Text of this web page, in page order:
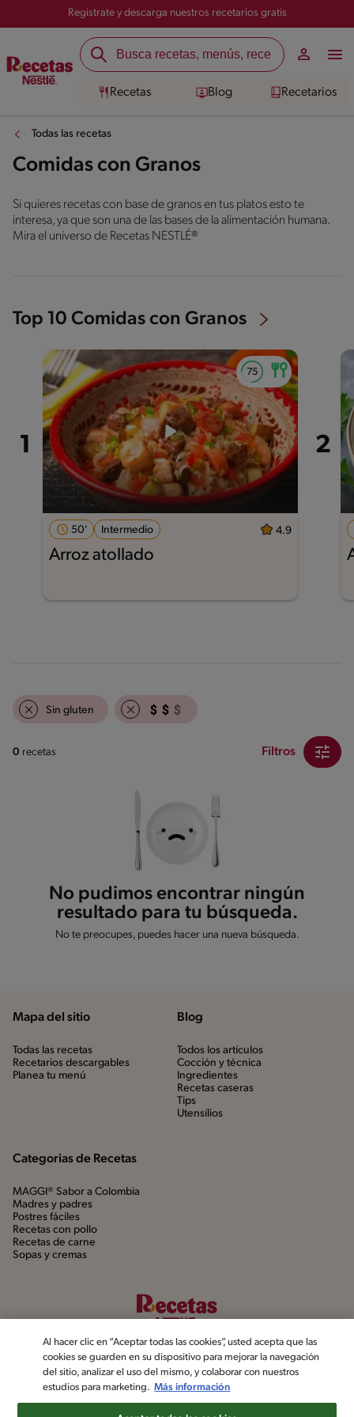
Registrate y descarga nuestros recetarios gratis
Recetas Blog Recetarios
Todas las recetas
Comidas con Granos
Si quieres recetas con base de granos en tus platos esto te
interesa, ya que son una de las bases de la alimentación humana.
Mira el universo de Recetas NESTLÉ®
Top 10 Comidas con Granos
50' Intermedio 4.9
Arroz atollado
Sin gluten
0 recetas Filtros
No pudimos encontrar ningún
resultado para tu búsqueda.
No te preocupes, puedes hacer una nueva búsqueda.
Mapa del sitio
Todas las recetas
Recetarios descargables
Planea tu menú
Blog
Todos los artículos
Cocción y técnica
Ingredientes
Recetas caseras
Tips
Utensílios
Categorias de Recetas
MAGGI® Sabor a Colombia
Madres y padres
Postres fáciles
Recetas con pollo
Recetas de carne
Sopas y cremas
Al hacer clic en “Aceptar todas las cookies”, usted acepta que las
cookies se guarden en su dispositivo para mejorar la navegación
del sitio, analizar el uso del mismo, y colaborar con nuestros
estudios para marketing. Más información